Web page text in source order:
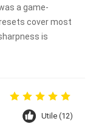
a game-
cover most
is
Utile (12)